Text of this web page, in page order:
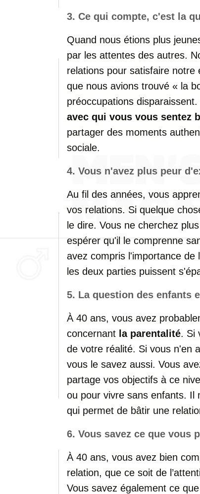
3. Ce qui compte, c'est la
Quand nous étions plus
par les attentes des autres.
relations pour satisfaire notre
que nous avions trouvé « la
préoccupations disparaissent.
avec qui vous vous sentez
partager des moments
sociale.
4. Vous n'avez plus peur
Au fil des années, vous
vos relations. Si quelque
le dire. Vous ne cherchez plus
espérer qu'il le comprenne
avez compris l'importance de
les deux parties puissent
5. La question des enfants
À 40 ans, vous avez
concernant la parentalité. Si
de votre réalité. Si vous n'en
vous le savez aussi. Vous
partage vos objectifs à ce
ou pour vivre sans enfants. Il
qui permet de bâtir une
6. Vous savez ce que vous
À 40 ans, vous avez bien
relation, que ce soit de
Vous savez également ce que